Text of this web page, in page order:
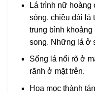
Lá trình nữ hoàng
sóng, chiều dài lá
trung bình khoảng
song. Những lá ở
Sống lá nổi rõ ở
rãnh ở mặt trên.
Hoa mọc thành